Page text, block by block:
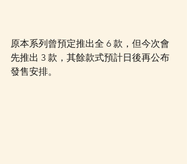
原本系列曾預定推出全 6 款，但今次會
先推出 3 款，其餘款式預計日後再公布
發售安排。